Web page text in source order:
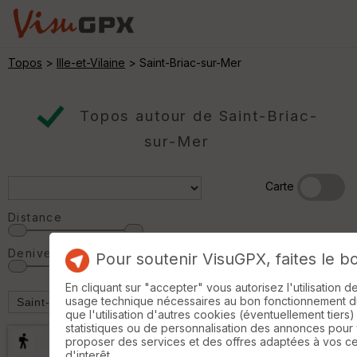
Topos > Ille-et-Vilaine > Saint-Briac-sur-Mer
Topos autour de Saint-Briac-
sur-Mer
Carte
Distance
Denivelé Pour soutenir VisuGPX, faites le
En cliquant sur "accepter" vous autorisez l'utilisation
usage technique nécessaires au bon fonctionnement
que l'utilisation d'autres cookies (éventuellement
statistiques ou de personnalisation des annonces pour
proposer des services et des offres adaptées à vos